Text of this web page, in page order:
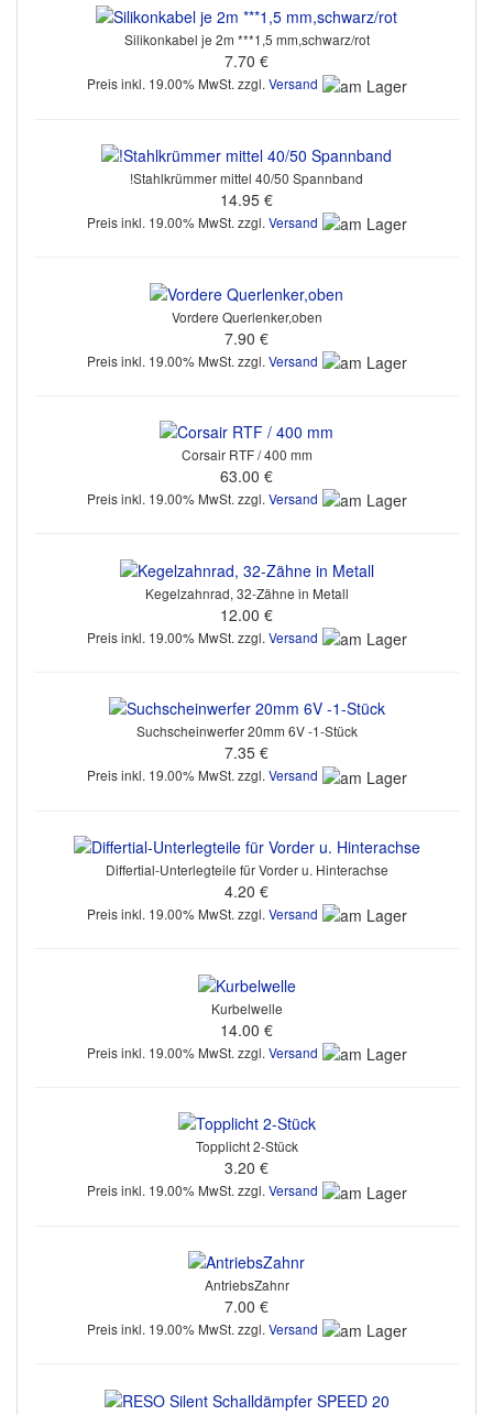
Silikonkabel je 2m ***1,5 mm,schwarz/rot
7.70 €
Preis inkl. 19.00% MwSt. zzgl. Versand
!Stahlkrümmer mittel 40/50 Spannband
14.95 €
Preis inkl. 19.00% MwSt. zzgl. Versand
Vordere Querlenker,oben
7.90 €
Preis inkl. 19.00% MwSt. zzgl. Versand
Corsair RTF / 400 mm
63.00 €
Preis inkl. 19.00% MwSt. zzgl. Versand
Kegelzahnrad, 32-Zähne in Metall
12.00 €
Preis inkl. 19.00% MwSt. zzgl. Versand
Suchscheinwerfer 20mm 6V -1-Stück
7.35 €
Preis inkl. 19.00% MwSt. zzgl.Versand
Differtial-Unterlegteile für Vorder u. Hinterachse
4.20 €
Preis inkl. 19.00% MwSt. zzgl. Versand
Kurbelwelle
14.00 €
Preis inkl. 19.00% MwSt. zzgl. Versand
Topplicht 2-Stück
3.20 €
Preis inkl. 19.00% MwSt. zzgl.Versand
AntriebsZahnr
7.00 €
Preis inkl. 19.00% MwSt. zzgl. Versand